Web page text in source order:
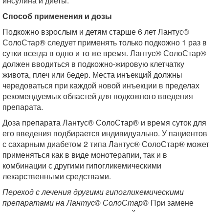
Способ применения и дозы
Подкожно взрослым и детям старше 6 лет Лантус®
СолоСтар® следует применять только подкожно 1 раз в
сутки всегда в одно и то же время. Лантус® СолоСтар®
должен вводиться в подкожно-жировую клетчатку
живота, плеч или бедер. Места инъекций должны
чередоваться при каждой новой инъекции в пределах
рекомендуемых областей для подкожного введения
препарата.
Доза препарата Лантус® СолоСтар® и время суток для
его введения подбирается индивидуально. У пациентов
с сахарным диабетом 2 типа Лантус® СолоСтар® может
применяться как в виде монотерапии, так и в
комбинации с другими гипогликемическими
лекарственными средствами.
Переход с лечения другими гипогликемическими
препаратами на Лантус® СолоСтар® При замене